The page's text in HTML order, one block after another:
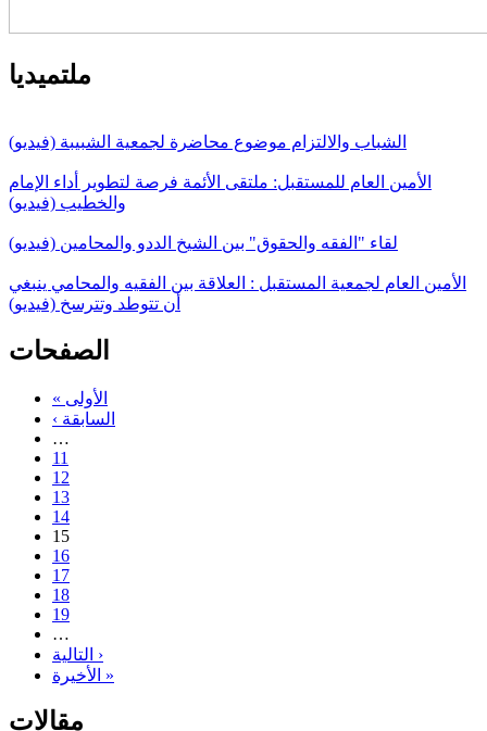
ملتميديا
الشباب والالتزام موضوع محاضرة لجمعية الشبيبة (فيديو)
الأمين العام للمستقبل: ملتقى الأئمة فرصة لتطوير أداء الإمام
والخطيب (فيديو)
لقاء "الفقه والحقوق" بين الشيخ الددو والمحامين (فيديو)
الأمين العام لجمعية المستقبل : العلاقة بين الفقيه والمحامي ينبغي
أن تتوطد وتترسخ (فيديو)
الصفحات
« الأولى
‹ السابقة
…
11
12
13
14
15
16
17
18
19
…
التالية ›
الأخيرة »
مقالات